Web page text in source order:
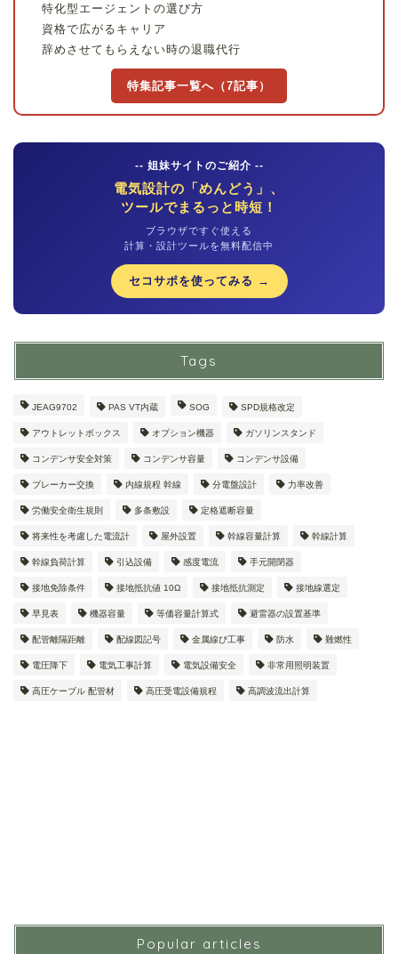
特化型エージェントの選び方
資格で広がるキャリア
辞めさせてもらえない時の退職代行
特集記事一覧へ（7記事）
-- 姐妹サイトのご紹介 --
電気設計の「めんどう」、
ツールでまるっと時短！
ブラウザですぐ使える
計算・設計ツールを無料配信中
セコサポを使ってみる →
Tags
JEAG9702 PAS VT内蔵 SOG SPD規格改定
アウトレットボックス オプション機器 ガソリンスタンド
コンデンサ安全対策 コンデンサ容量 コンデンサ設備
ブレーカー交換 内線規程 幹線 分電盤設計 力率改善
労働安全衛生規則 多条敷設 定格遮断容量
将来性を考慮した電流計 屋外設置 幹線容量計算 幹線計算
幹線負荷計算 引込設備 感度電流 手元開閉器
接地免除条件 接地抵抗値 10Ω 接地抵抗測定 接地線選定
早見表 機器容量 等価容量計算式 避雷器の設置基準
配管離隔距離 配線図記号 金属線ぴ工事 防水 難燃性
電圧降下 電気工事計算 電気設備安全 非常用照明装置
高圧ケーブル 配管材 高圧受電設備規程 高調波流出計算
Popular articles